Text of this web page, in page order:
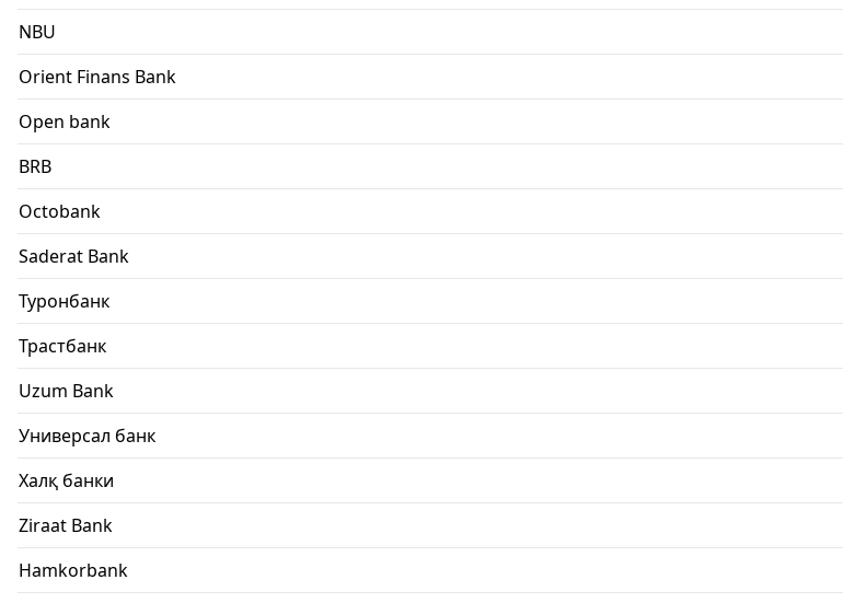
NBU
Orient Finans Bank
Open bank
BRB
Octobank
Saderat Bank
Туронбанк
Трастбанк
Uzum Bank
Универсал банк
Халқ банки
Ziraat Bank
Hamkorbank